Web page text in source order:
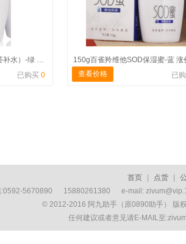
150g百雀羚SOD蜜（芦荟补水）-绿 涨价
已购买 0
150g百雀羚维他SOD保湿蜜-蓝 涨
查看价格
已
首页 点货
:0592-5670890 15880261380 e-mail:
© 2012-2016 阿九助手（原0890助手） 版
任何建议或者意见请E-MAIL至